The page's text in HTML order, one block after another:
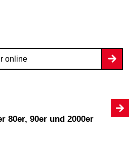
online
80er, 90er und 2000er